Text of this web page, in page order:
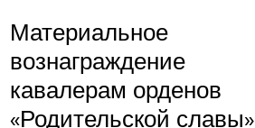
Материальное
вознаграждение
кавалерам орденов
«Родительской славы»